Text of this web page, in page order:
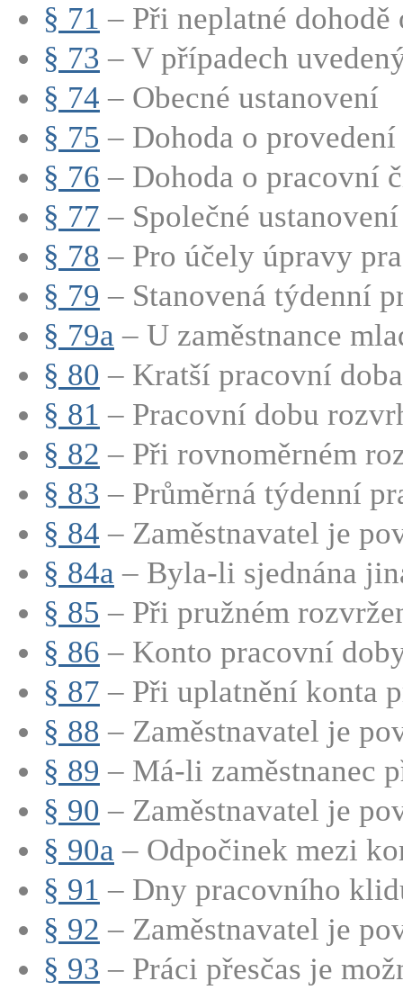
§ 71 – Při neplatné dohodě
§ 73 – V případech
§ 74 – Obecné ustanovení
§ 75 – Dohoda o provedení
§ 76 – Dohoda o pracovní
§ 77 – Společné ustanovení
§ 78 – Pro účely úpravy
§ 79 – Stanovená týdenní
§ 79a – U zaměstnance
§ 80 – Kratší pracovní doba
§ 81 – Pracovní dobu
§ 82 – Při rovnoměrném
§ 83 – Průměrná týdenní
§ 84 – Zaměstnavatel je
§ 84a – Byla-li sjednána
§ 85 – Při pružném
§ 86 – Konto pracovní
§ 87 – Při uplatnění konta
§ 88 – Zaměstnavatel je
§ 89 – Má-li zaměstnanec
§ 90 – Zaměstnavatel je
§ 90a – Odpočinek mezi
§ 91 – Dny pracovního
§ 92 – Zaměstnavatel je
§ 93 – Práci přesčas je